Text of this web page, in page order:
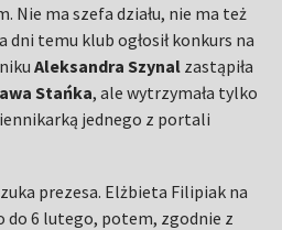
Nie ma szefa działu, nie ma też
temu klub ogłosił konkurs na
Aleksandra Szynal zastąpiła
Stańka, ale wytrzymała tylko
jednego z portali
prezesa. Elżbieta Filipiak na
do 6 lutego, potem, zgodnie z